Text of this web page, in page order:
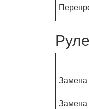
Замена
Замена